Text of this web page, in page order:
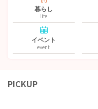
暮らし
life
イベント
event
PICKUP